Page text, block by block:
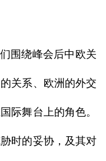
围绕峰会后中欧关
关系、欧洲的外交
际舞台上的角色。
时的妥协，及其对